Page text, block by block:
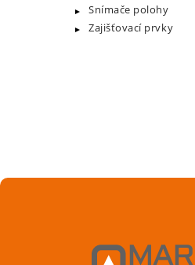
Snímače polohy
Zajišťovací prvky